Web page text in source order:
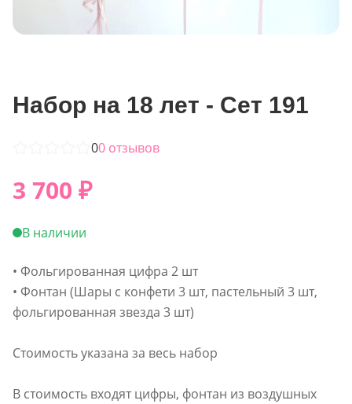
Набор на 18 лет - Сет 191
00 отзывов
3 700 ₽
В наличии
• Фольгированная цифра 2 шт
• Фонтан (Шары с конфети 3 шт, пастельный 3 шт,
фольгированная звезда 3 шт)
Стоимость указана за весь набор
В стоимость входят цифры, фонтан из воздушных